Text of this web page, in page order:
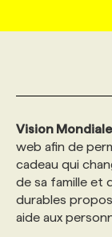
PRIX
WEB &
PROFIL
FAQ
VOIR
FAQ
NOS
NOS
CHASSE DE
SERVICE
NOS
Vision Mondiale
web afin de
cadeau qui
de sa famille et
durables
aide aux